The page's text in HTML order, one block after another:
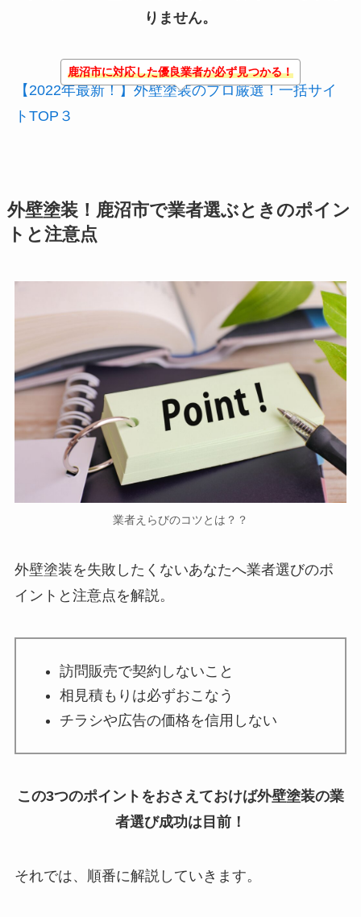
りません。
鹿沼市に対応した優良業者が必ず見つかる！
【2022年最新！】外壁塗装のプロ厳選！一括サイ
トTOP３
外壁塗装！鹿沼市で業者選ぶときのポイン
トと注意点
業者えらびのコツとは？？
外壁塗装を失敗したくないあなたへ業者選びのポ
イントと注意点を解説。
訪問販売で契約しないこと
相見積もりは必ずおこなう
チラシや広告の価格を信用しない
この3つのポイントをおさえておけば外壁塗装の業
者選び成功は目前！
それでは、順番に解説していきます。